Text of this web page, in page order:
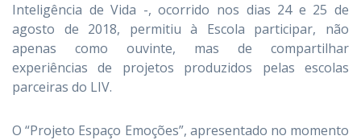
Inteligência de Vida -, ocorrido nos dias 24 e 25 de
agosto de 2018, permitiu à Escola participar, não
apenas como ouvinte, mas de compartilhar
experiências de projetos produzidos pelas escolas
parceiras do LIV.
O “Projeto Espaço Emoções”, apresentado no momento